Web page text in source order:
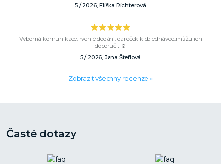
5 / 2026, Eliška Richterová
Výborná komunikace, rychlé dodání, dáreček k objednávce..můžu jen
doporučit ☺️
5 / 2026, Jana Šteflová
Zobrazit všechny recenze »
Časté dotazy